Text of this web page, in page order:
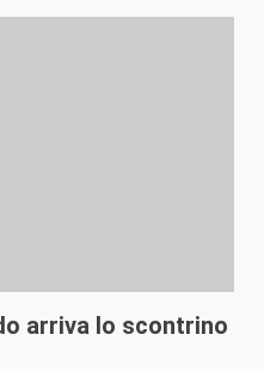
arriva lo scontrino